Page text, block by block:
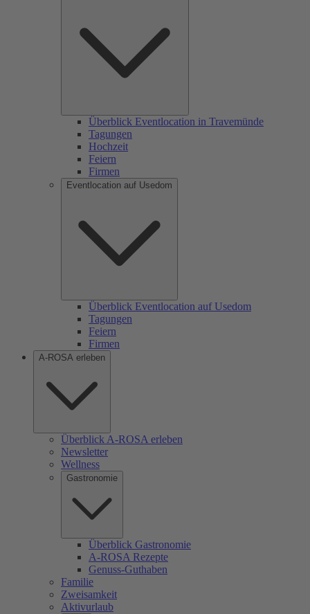
Überblick Eventlocation in Travemünde
Tagungen
Hochzeit
Feiern
Firmen
Eventlocation auf Usedom
Überblick Eventlocation auf Usedom
Tagungen
Feiern
Firmen
A-ROSA erleben
Überblick A-ROSA erleben
Newsletter
Wellness
Gastronomie
Überblick Gastronomie
A-ROSA Rezepte
Genuss-Guthaben
Familie
Zweisamkeit
Aktivurlaub